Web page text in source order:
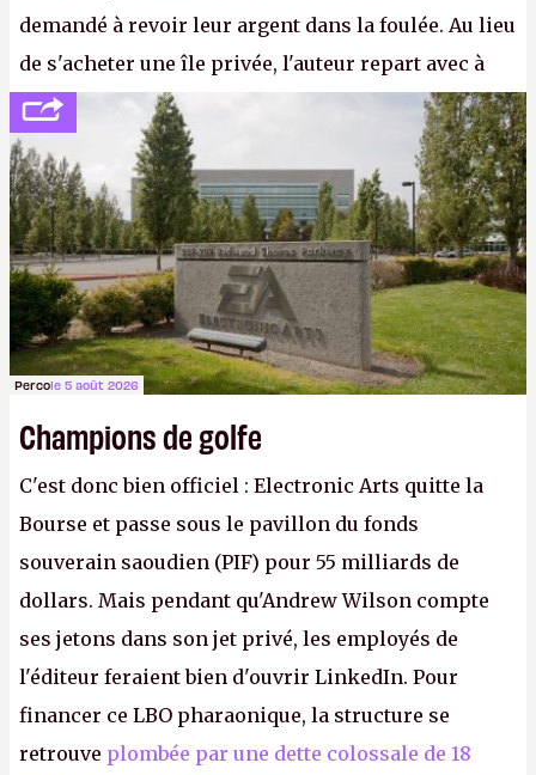
demandé à revoir leur argent dans la foulée. Au lieu
de s'acheter une île privée, l'auteur repart avec à
peine 2 000 dollars en poche. C'est toujours plus
cher payé que le temps passé à dev, mais ça
apprendra aux petits malins qu'on ne braque pas
Gabe Newell aussi facilement.P.
Percole 5 août 2026
Champions de golfe
C'est donc bien officiel : Electronic Arts quitte la
Bourse et passe sous le pavillon du fonds
souverain saoudien (PIF) pour 55 milliards de
dollars. Mais pendant qu'Andrew Wilson compte
ses jetons dans son jet privé, les employés de
l'éditeur feraient bien d'ouvrir LinkedIn. Pour
financer ce LBO pharaonique, la structure se
retrouve plombée par une dette colossale de 18